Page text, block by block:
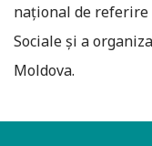
naţional de
Sociale şi a
Moldova.